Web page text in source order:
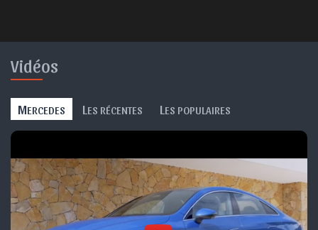
Vidéos
MERCEDES L ES RÉCENTES L ES POPULAIRES